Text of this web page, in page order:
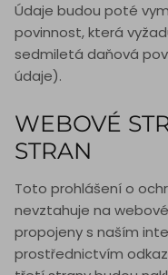
Údaje budou poté
povinnost, která
sedmiletá daňová
údaje).
WEBOVÉ
STRAN
Toto prohlášení o
nevztahuje na
propojeny s naším
prostřednictvím